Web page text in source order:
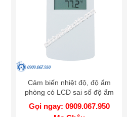
Cảm biến nhiệt độ, độ ẩm
phòng có LCD sai số độ ẩm
3% - Model RHP-3Nxx-LCD
Gọi ngay: 0909.067.950